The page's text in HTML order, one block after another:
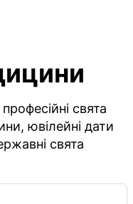
свята
ювілейні дати
свята